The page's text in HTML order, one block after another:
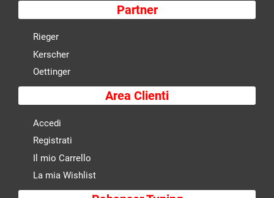
Partner
Rieger
Kerscher
Oettinger
Area Clienti
Accedi
Registrati
Il mio Carrello
La mia Wishlist